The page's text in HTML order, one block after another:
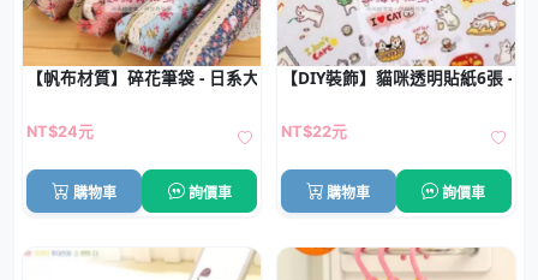
【帆布材質】碎花筆袋 - 日系大容量文具袋
NT$24元
購物車 詢價車
【DIY裝飾】貓咪透明貼紙6張 -
NT$22元
購物車 詢價車